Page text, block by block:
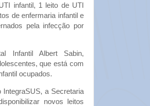
infantil, 1 leito de UTI
de enfermaria infantil e
pela infecção por
Infantil Albert Sabin,
que está com
ocupados.
IntegraSUS, a Secretaria
novos leitos